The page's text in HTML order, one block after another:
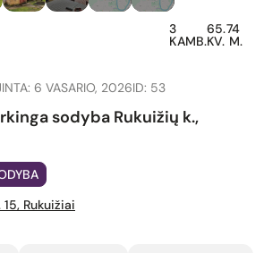
3
KAMB.
65.74
KV. M.
6 VASARIO, 2026ID: 53
sodyba Rukuižių k.,
Rukuižiai